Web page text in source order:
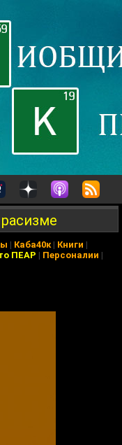
| Каба40к| Книги |
ПЕАР | Персоналии |